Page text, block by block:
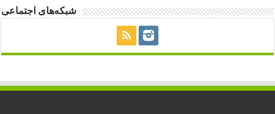
شبکه‌های اجتماعی